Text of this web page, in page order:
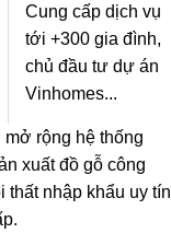
Cung cấp dịch vụ
tới +300 gia đình,
chủ đầu tư dự án
Vinhomes...
mở rộng hệ thống
xuất đồ gỗ công
thất nhập khẩu uy tín